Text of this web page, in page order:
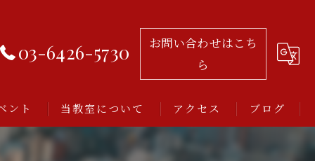
03-6426-5730
お問い合わせはこち
ら
ント 当教室について
習い事
アクセス ブログ